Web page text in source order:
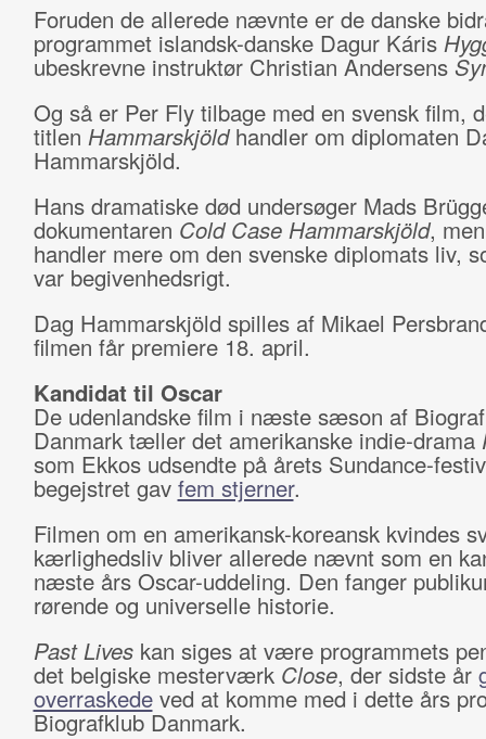
Foruden de allerede nævnte er de danske
programmet islandsk-danske Dagur Káris
ubeskrevne instruktør Christian Andersens
Og så er Per Fly tilbage med en svensk film,
titlen Hammarskjöldhandler om diplomaten
Hammarskjöld.
Hans dramatiske død undersøger Mads
dokumentaren Cold Case Hammarskjöld,
handler mere om den svenske diplomats liv,
var begivenhedsrigt.
Dag Hammarskjöld spilles af Mikael
filmen får premiere 18. april.
Kandidat til Oscar
De udenlandske film i næste sæson af
Danmark tæller det amerikanske indie-drama
som Ekkos udsendte på årets Sundance-
begejstret gav fem stjerner.
Filmen om en amerikansk-koreansk kvindes
kærlighedsliv bliver allerede nævnt som en
næste års Oscar-uddeling. Den fanger
rørende og universelle historie.
Past Lives kan siges at være programmets
det belgiske mesterværk Close, der sidste år
overraskedeved at komme med i dette års
Biografklub Danmark.